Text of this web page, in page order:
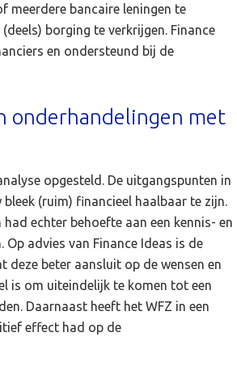
meerdere bancaire leningen te
borging te verkrijgen. Finance
en ondersteund bij de
onderhandelingen met
opgesteld. De uitgangspunten in
(ruim) financieel haalbaar te zijn.
echter behoefte aan een kennis- en
advies van Finance Ideas is de
beter aansluit op de wensen en
is om uiteindelijk te komen tot een
Daarnaast heeft het WFZ in een
effect had op de